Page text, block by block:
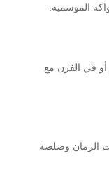
الموسمية.
في الفرن مع
الرمان وصلصة